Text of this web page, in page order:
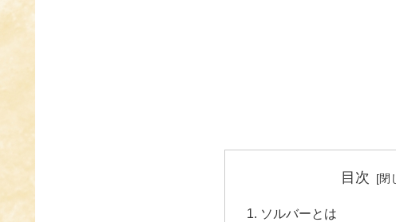
目次
ソルバーとは